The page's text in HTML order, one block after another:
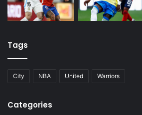
Tags
City NBA United Warriors
Categories